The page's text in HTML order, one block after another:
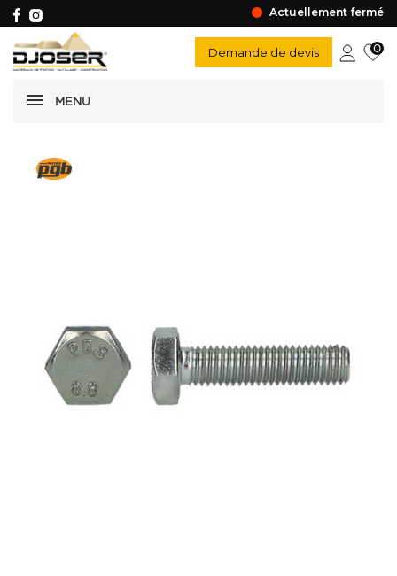
Actuellement fermé
MENU
Demande de devis 0